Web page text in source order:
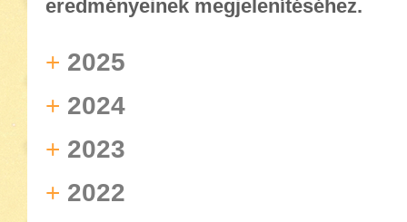
eredményeinek megjelenítéséhez.
+ 2025
+ 2024
+ 2023
+ 2022